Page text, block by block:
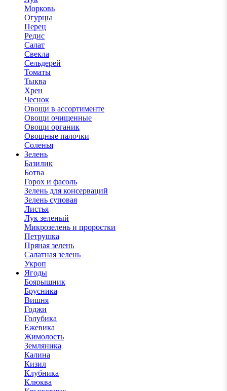
Морковь
Огурцы
Перец
Редис
Салат
Свекла
Сельдерей
Томаты
Тыква
Хрен
Чеснок
Овощи в ассортименте
Овощи очищенные
Овощи органик
Овощные палочки
Соленья
Зелень
Базилик
Ботва
Горох и фасоль
Зелень для консерваций
Зелень суповая
Листья
Лук зеленый
Микрозелень и проростки
Петрушка
Пряная зелень
Салатная зелень
Укроп
Ягоды
Боярышник
Брусника
Вишня
Годжи
Голубика
Ежевика
Жимолость
Земляника
Калина
Кизил
Клубника
Клюква